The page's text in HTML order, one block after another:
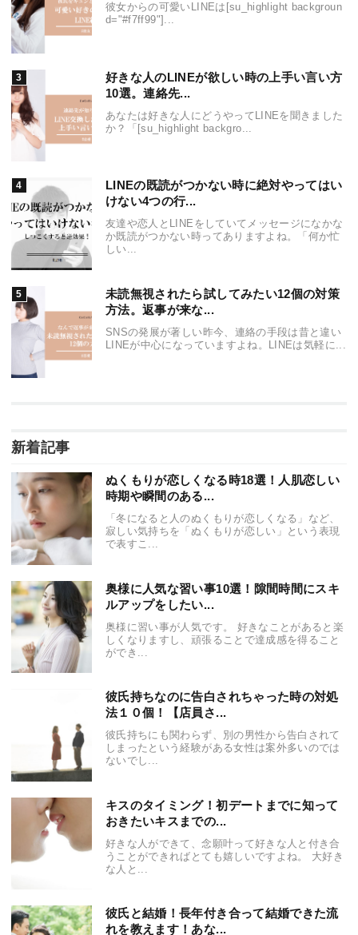
彼女からの可愛いLINEは[su_highlight backgroun
d="#f7ff99"]...
好きな人のLINEが欲しい時の上手い言い方
10選。連絡先...
あなたは好きな人にどうやってLINEを聞きました
か？「[su_highlight backgro...
LINEの既読がつかない時に絶対やってはい
けない4つの行...
友達や恋人とLINEをしていてメッセージになかな
か既読がつかない時ってありますよね。「何か忙
しい...
未読無視されたら試してみたい12個の対策
方法。返事が来な...
SNSの発展が著しい昨今、連絡の手段は昔と違い
LINEが中心になっていますよね。LINEは気軽に...
新着記事
ぬくもりが恋しくなる時18選！人肌恋しい
時期や瞬間のある...
「冬になると人のぬくもりが恋しくなる」など、
寂しい気持ちを「ぬくもりが恋しい」という表現
で表すこ...
奥様に人気な習い事10選！隙間時間にスキ
ルアップをしたい...
奥様に習い事が人気です。 好きなことがあると楽
しくなりますし、頑張ることで達成感を得ること
ができ...
彼氏持ちなのに告白されちゃった時の対処
法１０個！【店員さ...
彼氏持ちにも関わらず、別の男性から告白されて
しまったという経験がある女性は案外多いのでは
ないでし...
キスのタイミング！初デートまでに知って
おきたいキスまでの...
好きな人ができて、念願叶って好きな人と付き合
うことができればとても嬉しいですよね。 大好き
な人と...
彼氏と結婚！長年付き合って結婚できた流
れを教えます！あな...